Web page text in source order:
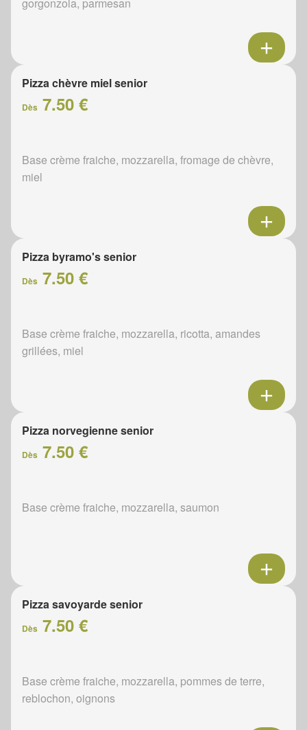
gorgonzola, parmesan
Pizza chèvre miel senior
Dès 7.50 €
Base crème fraiche, mozzarella, fromage de chèvre,
miel
Pizza byramo's senior
Dès 7.50 €
Base crème fraiche, mozzarella, ricotta, amandes
grillées, miel
Pizza norvegienne senior
Dès 7.50 €
Base crème fraiche, mozzarella, saumon
Pizza savoyarde senior
Dès 7.50 €
Base crème fraiche, mozzarella, pommes de terre,
reblochon, oignons